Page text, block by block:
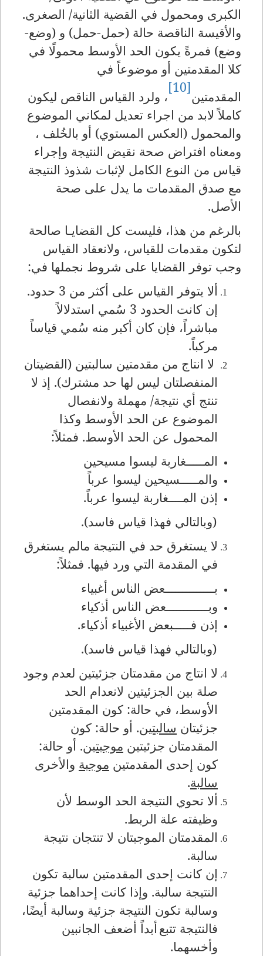
الكبرى ومحمول في القضية الثانية/ الصغرى.
والأقيسة الناقصة حالة (حمل-حمل) و (وضع-
وضع) فمرةً يكون الحد الأوسط محمولًا في
كلا المقدمتين أو موضوعاً في
المقدمتين
[10]
، ولرد القياس الناقص ليكون
كاملاً لابد من اجراء تعديل لمكاني الموضوع
والمحمول (العكس المستوي) أو بالخُلف ،
ومعناه افتراض صحة نقيض النتيجة وإجراء
قياس من النوع الكامل لإثبات شذوذ النتيجة
مع صدق المقدمات ما يدل على صحة
الأصل.
بالرغم من هذا، فليست كل القضايـا صالحة
لتكون مقدمات للقياس، ولانعقاد القياس
وجب توفر القضايا على شروط نجملها في:
ألا يتوفر القياس على أكثر من 3 حدود.
إن كانت الحدود 3 سُمي استدلالاً
مباشراً، فإن كان أكبر منه سُمي قياساً
مركباً.
لا انتاج من مقدمتين سالبتين (القضيتان
المنفصلتان ليس لها حد مشترك). إذ لا
تنتج أي نتيجة/ مهملة ولانفصال
الموضوع عن الحد الأوسط وكذا
المحمول عن الحد الأوسط. فمثلاً:
المـــــغاربة ليسوا مسيحين
والمـــــسيحين ليسوا عرباً
إذن المــــغاربة ليسوا عرباً.
(وبالتالي فهذا قياس فاسد).
لا يستغرق حد في النتيجة مالم يستغرق
في المقدمة التي ورد فيها. فمثلاً:
بــــــــــــــعض الناس أغبياء
وبــــــــــــعض الناس أذكياء
إذن فـــــبعض الأغبياء أذكياء.
(وبالتالي فهذا قياس فاسد).
لا انتاج من مقدمتان جزئيتين لعدم وجود
صلة بين الجزئيتين لانعدام الحد
الأوسط، في حالة: كون المقدمتين
جزئيتان سالبتين. أو حالة: كون
المقدمتان جزئيتين موجبتين. أو حالة:
كون إحدى المقدمتين موجبة والأخرى
سالبة.
ألا تحوي النتيجة الحد الوسط لأن
وظيفته علة الربط.
المقدمتان الموجبتان لا تنتجان نتيجة
سالبة.
إن كانت إحدى المقدمتين سالبة تكون
النتيجة سالبة. وإذا كانت إحداهما جزئية
وسالبة تكون النتيجة جزئية وسالبة أيضًا،
فالنتيجة تتبعأبداً أضعف الجانبين
وأخسهما.